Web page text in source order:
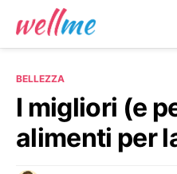
BELLEZZA
I migliori (e
alimenti per